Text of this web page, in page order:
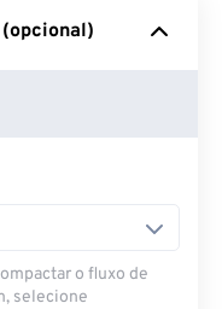
o fluxo de
selecione